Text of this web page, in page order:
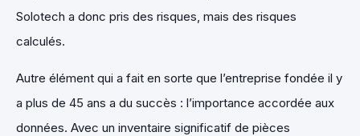
Solotech a donc pris des risques, mais des risques
calculés.
Autre élément qui a fait en sorte que l’entreprise fondée il y
a plus de 45 ans a du succès : l’importance accordée aux
données. Avec un inventaire significatif de pièces